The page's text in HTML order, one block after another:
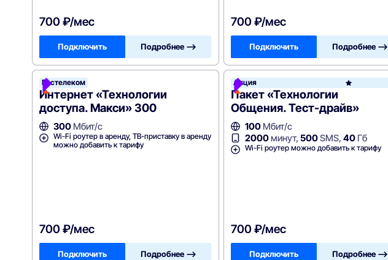
700 ₽/мес
Подключить Подробнее —>
700 ₽/мес
Подключить Подробнее —>
Ростелеком
Интернет «Технологии
доступа. Макси» 300
300Мбит/с
Wi-Fi роутер в аренду, ТВ-приставку в аренду
можно добавить к тарифу
700 ₽/мес
Подключить Подробнее —>
Акция
Пакет «Технологии
Общения. Тест-драйв»
100Мбит/с
2000минут, 500SMS, 40Гб
Wi-Fi роутер можно добавить к тарифу
700 ₽/мес
Подключить Подробнее —>